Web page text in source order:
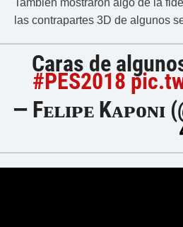
También mostraron algo de la
las contrapartes 3D de algunos
Caras de
#PES2018
— Fᴇʟɪᴘᴇ Kᴀᴘᴏɴɪ